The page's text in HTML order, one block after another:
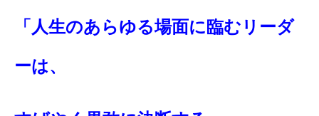
「人生のあらゆる場面に臨むリーダ
ーは、